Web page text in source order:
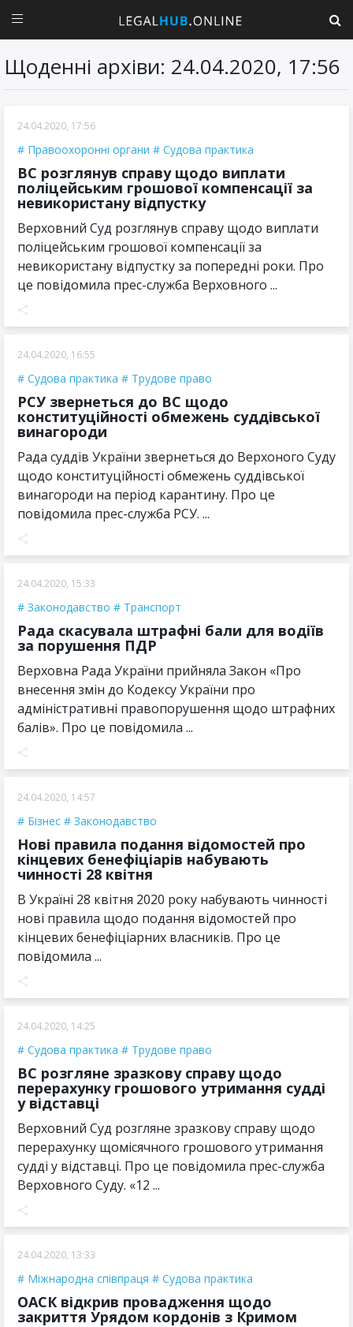
Щоденні архіви: 24.04.2020, 17:56
24.04.2020, 17:56
Правоохоронні органи Судова практика
ВС розглянув справу щодо виплати
поліцейським грошової компенсації за
невикористану відпустку
Верховний Суд розглянув справу щодо виплати
поліцейським грошової компенсації за
невикористану відпустку за попередні роки. Про
це повідомила прес-служба Верховного ...
24.04.2020, 16:55
Судова практика Трудове право
РСУ звернеться до ВС щодо
конституційності обмежень суддівської
винагороди
Рада суддів України звернеться до Верхоного Суду
щодо конституційності обмежень суддівської
винагороди на період карантину. Про це
повідомила прес-служба РСУ. ...
24.04.2020, 15:33
Законодавство Транспорт
Рада скасувала штрафні бали для водіїв
за порушення ПДР
Верховна Рада України прийняла Закон «Про
внесення змін до Кодексу України про
адміністративні правопорушення щодо штрафних
балів». Про це повідомила ...
24.04.2020, 14:57
Бізнес Законодавство
Нові правила подання відомостей про
кінцевих бенефіціарів набувають
чинності 28 квітня
В Україні 28 квітня 2020 року набувають чинності
нові правила щодо подання відомостей про
кінцевих бенефіціарних власників. Про це
повідомила ...
24.04.2020, 14:25
Судова практика Трудове право
ВС розгляне зразкову справу щодо
перерахунку грошового утримання судді
у відставці
Верховний Суд розгляне зразкову справу щодо
перерахунку щомісячного грошового утримання
судді у відставці. Про це повідомила прес-служба
Верховного Суду. «12 ...
24.04.2020, 13:33
Міжнародна співпраця Судова практика
ОАСК відкрив провадження щодо
закриття Урядом кордонів з Кримом